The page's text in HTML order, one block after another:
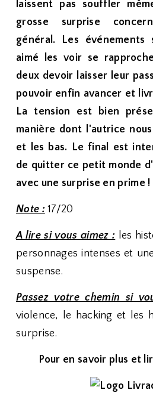
laissent pas souffler
grosse surprise
général. Les
aimé les voir se
deux devoir laisser leur
pouvoir enfin avancer et
La tension est bien
manière dont l'autrice
et les bas. Le final est
de quitter ce petit monde
avec une surprise en prime !
Note :17/20
A lire si vous aimez : les
personnages intenses et
suspense.
Passez votre chemin si
violence, le hacking et les
surprise.
Pour en savoir plus et